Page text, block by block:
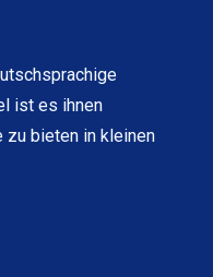
ist es ihnen
bieten in kleinen